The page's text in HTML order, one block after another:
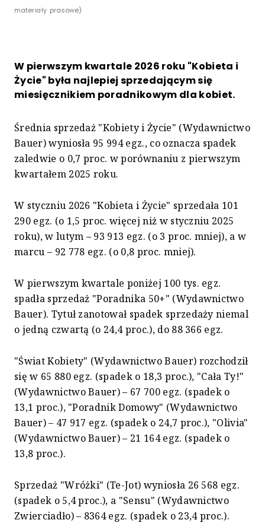
materiały prasowe)
W pierwszym kwartale 2026 roku "Kobieta i
Życie" była najlepiej sprzedającym się
miesięcznikiem poradnikowym dla kobiet.
Średnia sprzedaż "Kobiety i Życie" (Wydawnictwo
Bauer) wyniosła 95 994 egz., co oznacza spadek
zaledwie o 0,7 proc. w porównaniu z pierwszym
kwartałem 2025 roku.
W styczniu 2026 "Kobieta i Życie" sprzedała 101
290 egz. (o 1,5 proc. więcej niż w styczniu 2025
roku), w lutym – 93 913 egz. (o 3 proc. mniej), a w
marcu – 92 778 egz. (o 0,8 proc. mniej).
W pierwszym kwartale poniżej 100 tys. egz.
spadła sprzedaż "Poradnika 50+" (Wydawnictwo
Bauer). Tytuł zanotował spadek sprzedaży niemal
o jedną czwartą (o 24,4 proc.), do 88 366 egz.
"Świat Kobiety" (Wydawnictwo Bauer) rozchodził
się w 65 880 egz. (spadek o 18,3 proc.), "Cała Ty!"
(Wydawnictwo Bauer) – 67 700 egz. (spadek o
13,1 proc.), "Poradnik Domowy" (Wydawnictwo
Bauer) – 47 917 egz. (spadek o 24,7 proc.), "Olivia"
(Wydawnictwo Bauer) – 21 164 egz. (spadek o
13,8 proc.).
Sprzedaż "Wróżki" (Te-Jot) wyniosła 26 568 egz.
(spadek o 5,4 proc.), a "Sensu" (Wydawnictwo
Zwierciadło) – 8364 egz. (spadek o 23,4 proc.).